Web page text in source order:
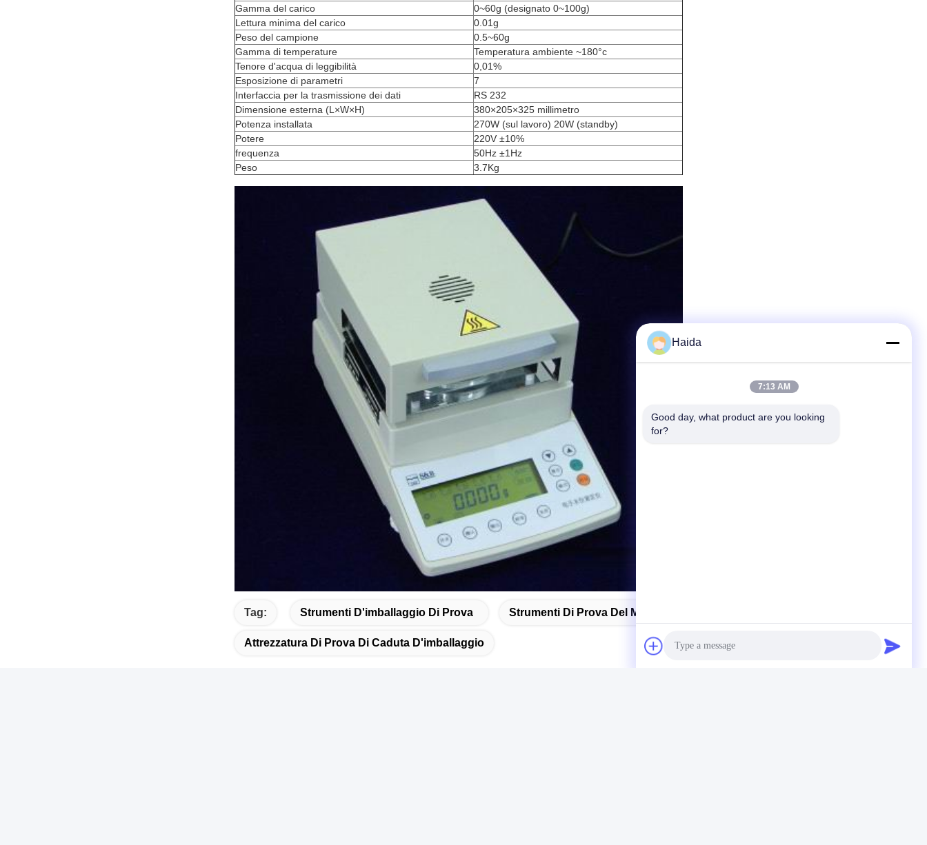
Gamma del carico
0~60g (designato 0~100g)
Lettura minima del carico
0.01g
Peso del campione
0.5~60g
Gamma di temperature
Temperatura ambiente ~180°c
Tenore d'acqua di leggibilità
0,01%
Esposizione di parametri
7
Interfaccia per la trasmissione dei dati
RS 232
Dimensione esterna (L×W×H)
380×205×325 millimetro
Potenza installata
270W (sul lavoro) 20W (standby)
Potere
220V ±10%
frequenza
50Hz ±1Hz
Peso
3.7Kg
Tag: Strumenti D'imballaggio Di Prova Strumenti Di Prova Del Materiale Da Imballaggio Di Carta E
Attrezzatura Di Prova Di Caduta D'imballaggio
Haida
7:13 AM
Good day, what product are you looking
for?